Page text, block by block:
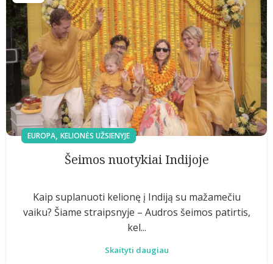
EUROPA, KELIONĖS UŽSIENYJE
Šeimos nuotykiai Indijoje
Kaip suplanuoti kelionę į Indiją su mažamečiu
vaiku? Šiame straipsnyje – Audros šeimos patirtis,
kel...
Skaityti daugiau